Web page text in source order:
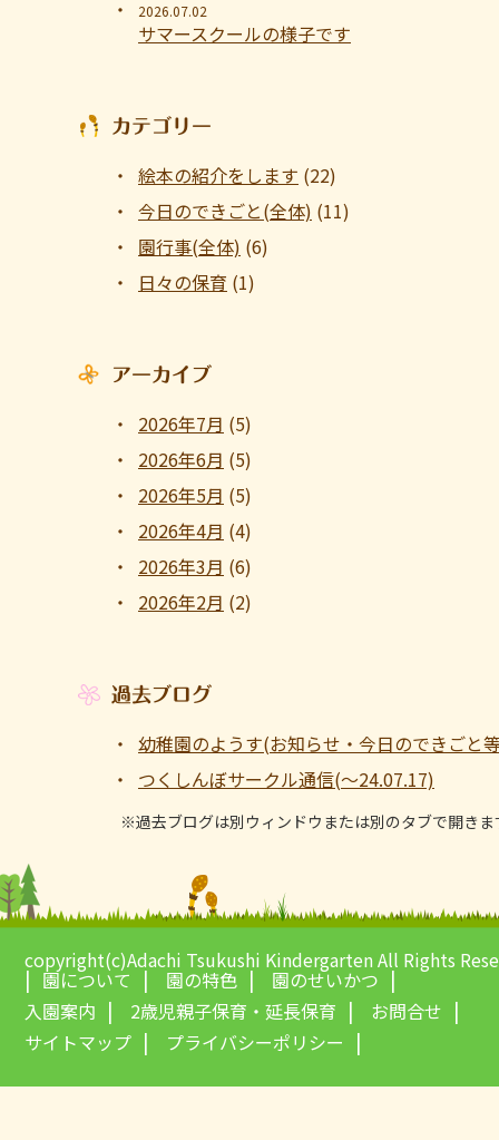
2026.07.02
サマースクールの様子です
カテゴリー
絵本の紹介をします (22)
今日のできごと(全体) (11)
園行事(全体) (6)
日々の保育 (1)
アーカイブ
2026年7月 (5)
2026年6月 (5)
2026年5月 (5)
2026年4月 (4)
2026年3月 (6)
2026年2月 (2)
過去ブログ
幼稚園のようす(お知らせ・今日のできご
つくしんぼサークル通信(～24.07.17)
※過去ブログは別ウィンドウまたは別のタブで開きま
copyright(c)Adachi Tsukushi Kindergarten All Rights
園について 園の特色
園のせいかつ
入園案内
2歳児親子保育・延長保育
お問合せ
サイトマップ
プライバシーポリシー